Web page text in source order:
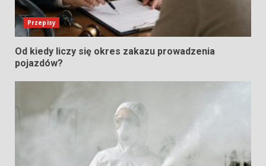
Przepisy
Od kiedy liczy się okres zakazu prowadzenia
pojazdów?